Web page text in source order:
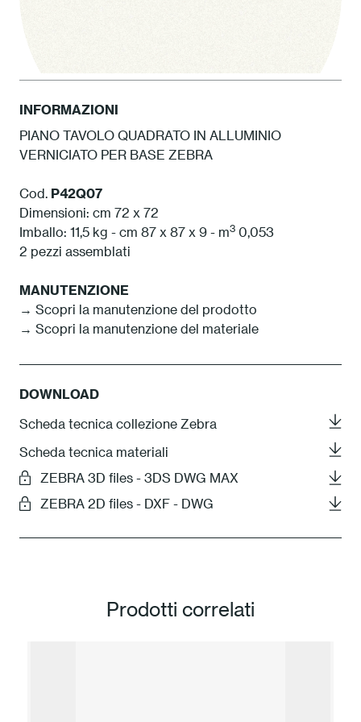
INFORMAZIONI
PIANO TAVOLO QUADRATO IN ALLUMINIO
VERNICIATO PER BASE ZEBRA
Cod. P42Q07
Dimensioni: cm 72 x 72
Imballo: 11,5 kg - cm 87 x 87 x 9 - m3 0,053
2 pezzi assemblati
MANUTENZIONE
→ Scopri la manutenzione del prodotto
→ Scopri la manutenzione del materiale
DOWNLOAD
Scheda tecnica collezione Zebra
Scheda tecnica materiali
ZEBRA 3D files - 3DS DWG MAX
ZEBRA 2D files - DXF - DWG
Prodotti correlati